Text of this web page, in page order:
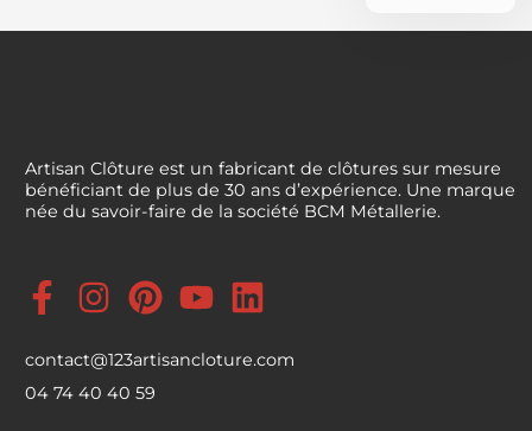
Artisan Clôture est un fabricant de clôtures sur mesure
bénéficiant de plus de 30 ans d’expérience. Une marque
née du savoir-faire de la société BCM Métallerie.
contact@123artisancloture.com
04 74 40 40 59